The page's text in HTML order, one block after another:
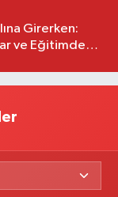
Girerken:
ve Eğitimde